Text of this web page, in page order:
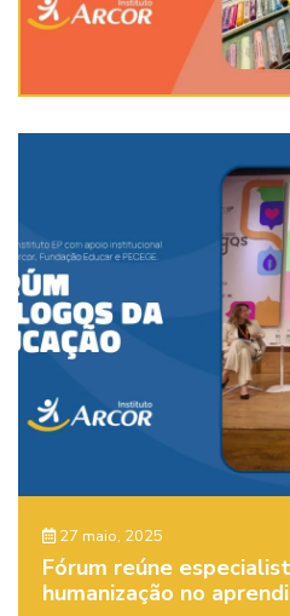
27 maio, 2025
Fórum reúne
humanização no